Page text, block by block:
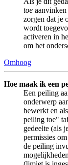
toe
zorgen dat je
wordt
activeren in
om het
Omhoog
Hoe maak ik een
Een peiling
onderwerp
bewerkt en
peiling toe"
gedeelte (als
permissies
de peiling